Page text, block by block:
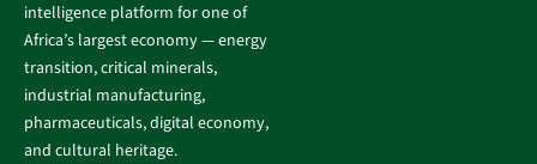
intelligence platform for one of
Africa’s largest economy — energy
transition, critical minerals,
industrial manufacturing,
pharmaceuticals, digital economy,
and cultural heritage.